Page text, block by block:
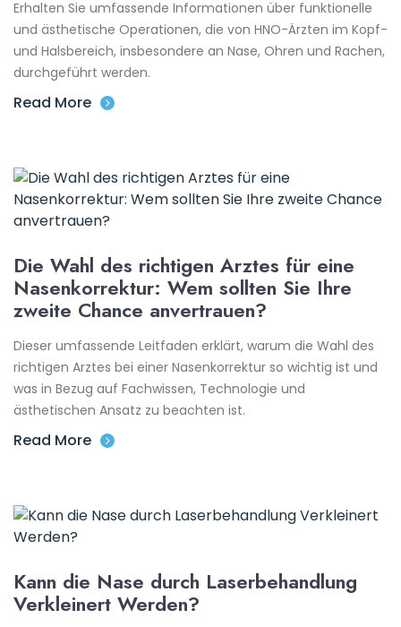
Erhalten Sie umfassende Informationen über funktionelle
und ästhetische Operationen, die von HNO-Ärzten im Kopf-
und Halsbereich, insbesondere an Nase, Ohren und Rachen,
durchgeführt werden.
Read More
Die Wahl des richtigen Arztes für eine
Nasenkorrektur: Wem sollten Sie Ihre
zweite Chance anvertrauen?
Dieser umfassende Leitfaden erklärt, warum die Wahl des
richtigen Arztes bei einer Nasenkorrektur so wichtig ist und
was in Bezug auf Fachwissen, Technologie und
ästhetischen Ansatz zu beachten ist.
Read More
Kann die Nase durch Laserbehandlung
Verkleinert Werden?